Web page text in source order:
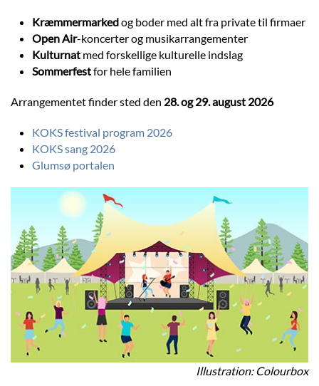
Kræmmermarkedog boder med alt fra private til firmaer
Open Air-koncerter og musikarrangementer
Kulturnat med forskellige kulturelle indslag
Sommerfestfor hele familien
Arrangementet finder sted den 28. og 29. august 2026
KOKS festival program 2026
KOKS sang 2026
Glumsø portalen
Illustration: Colourbox